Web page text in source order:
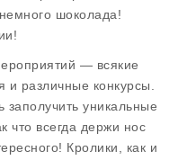
шоколада!
— всякие
и различные конкурсы.
уникальные
что всегда держи нос
Кролики, как и